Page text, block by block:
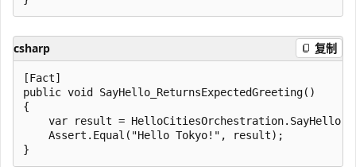
csharp 复制
[Fact]
public void SayHello_ReturnsExpectedGreeting()
{
var result =
    Assert.Equal("Hello Tokyo!", result);